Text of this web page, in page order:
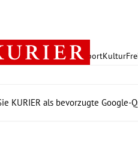
PolitikWirtschaft SportKultur
KURIER als bevorzugte Google-